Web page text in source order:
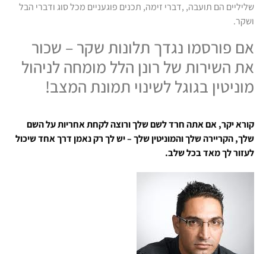
שליליים הם תועבה, ,דברי זימה, תכנים פוגעניים מכל סוג ודברי הבל
ושקר.
אם פורסמו נגדך תלונות שקר – שכור
את השירות של רונן הלל מומחה לניהול
מוניטין בגוגל לשינוי תמונת המצב!
קורא יקר, אם אתה חרד לשם שלך ורוצה לקחת אחריות על השם
שלך, הקריירה שלך והמוניטין שלך – יש לך רק נאמן דרך אחד שיכול
לעזור לך מאד בכל שלב.